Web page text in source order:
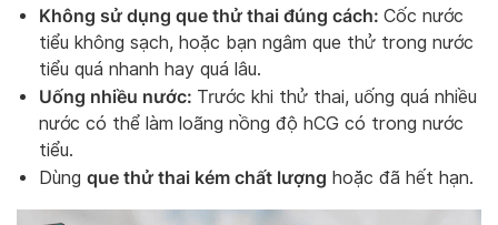
Không sử dụng que thử thai đúng cách: Cốc nước
tiểu không sạch, hoặc bạn ngâm que thử trong nước
tiểu quá nhanh hay quá lâu.
Uống nhiều nước: Trước khi thử thai, uống quá nhiều
nước có thể làm loãng nồng độ hCG có trong nước
tiểu.
Dùng que thử thai kém chất lượng hoặc đã hết hạn.